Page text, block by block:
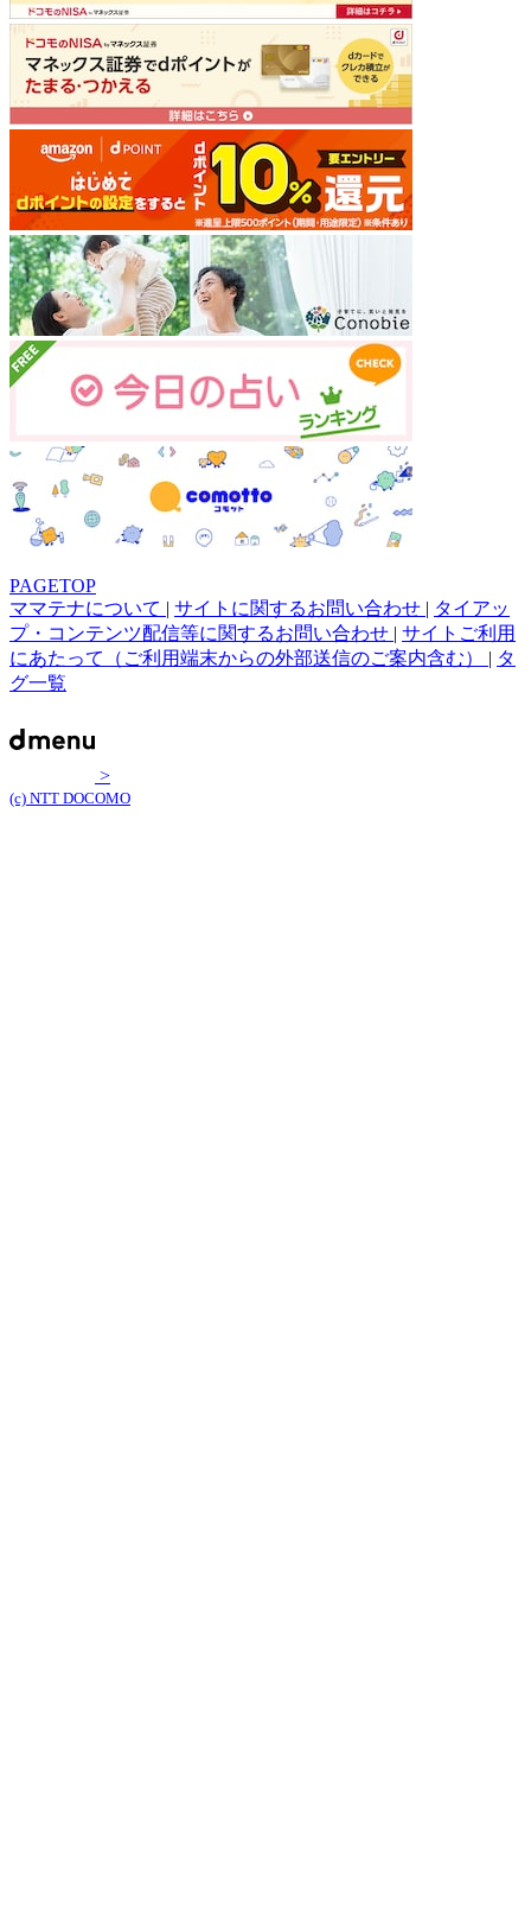
PAGETOP
ママテナについて | サイトに関するお問い合わせ | タイアッ
プ・コンテンツ配信等に関するお問い合わせ | サイトご利用
にあたって（ご利用端末からの外部送信のご案内含む） | タ
グ一覧
>
(c) NTT DOCOMO